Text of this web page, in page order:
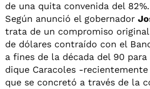
de una quita convenida del 82%.
Según anunció el gobernador
trata de un compromiso
de dólares contraído con el
a fines de la década del 90
dique Caracoles -
que se concretó a través de la